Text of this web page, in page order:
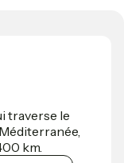
traverse le
km.